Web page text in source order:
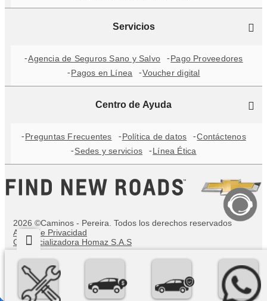
Servicios
Agencia de Seguros Sano y Salvo
Pago Proveedores
Pagos en Línea
Voucher digital
Centro de Ayuda
Preguntas Frecuentes Política de datos
Contáctenos
Sedes y servicios
Línea Ética
2026 ©Caminos - Pereira. Todos los derechos reservados
Aviso de Privacidad
Comercializadora Homaz S.A.S